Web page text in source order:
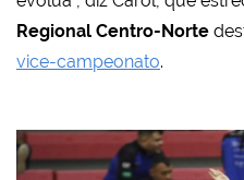
Regional Centro-Norte
vice-campeonato.